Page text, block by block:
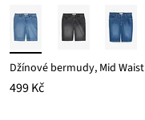
Džínové bermudy, Mid Waist
499 Kč